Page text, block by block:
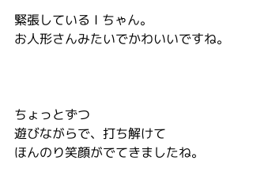
緊張している I ちゃん。
お人形さんみたいでかわいいですね。
ちょっとずつ
遊びながらで、打ち解けて
ほんのり笑顔がでてきましたね。